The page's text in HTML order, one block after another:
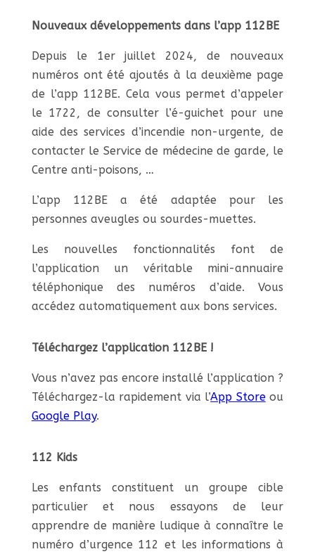
Nouveaux développements dans l’app 112BE
Depuis le 1er juillet 2024, de nouveaux
numéros ont été ajoutés à la deuxième page
de l’app 112BE. Cela vous permet d’appeler
le 1722, de consulter l’é-guichet pour une
aide des services d’incendie non-urgente, de
contacter le Service de médecine de garde, le
Centre anti-poisons, …
L’app 112BE a été adaptée pour les
personnes aveugles ou sourdes-muettes.
Les nouvelles fonctionnalités font de
l’application un véritable mini-annuaire
téléphonique des numéros d’aide. Vous
accédez automatiquement aux bons services.
Téléchargez l’application 112BE !
Vous n’avez pas encore installé l’application ?
Téléchargez-la rapidement via l’App Storeou
Google Play.
112 Kids
Les enfants constituent un groupe cible
particulier et nous essayons de leur
apprendre de manière ludique à connaître le
numéro d’urgence 112 et les informations à